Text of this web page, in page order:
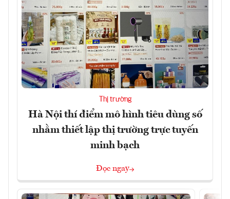
Thị trường
Hà Nội thí điểm mô hình tiêu dùng số
nhằm thiết lập thị trường trực tuyến
minh bạch
Đọc ngay